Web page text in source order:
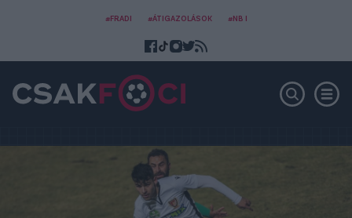
#FRADI #ÁTIGAZOLÁSOK #NB I